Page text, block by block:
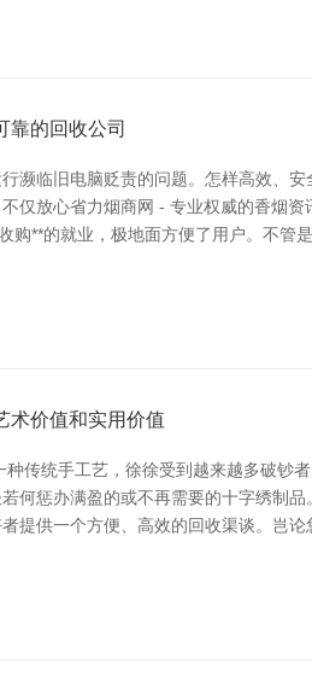
靠的回收公司
濒临旧电脑贬责的问题。怎样高效、
仅放心省力烟商网 - 专业权威的香烟
**的就业，极地面方便了用户。不
术价值和实用价值
传统手工艺，徐徐受到越来越多破钞
何惩办满盈的或不再需要的十字绣制
提供一个方便、高效的回收渠谈。岂